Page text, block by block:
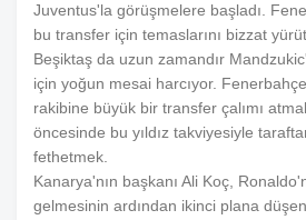
Juventus'la görüşmelere başladı.
bu transfer için temaslarını bizzat
Beşiktaş da uzun zamandır
için yoğun mesai harcıyor.
rakibine büyük bir transfer çalımı
öncesinde bu yıldız takviyesiyle
fethetmek.
Kanarya'nın başkanı Ali Koç,
gelmesinin ardından ikinci plana